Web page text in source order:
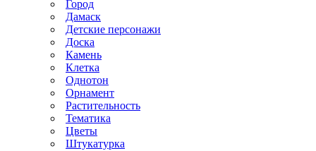
Город
Дамаск
Детские персонажи
Доска
Камень
Клетка
Однотон
Орнамент
Растительность
Тематика
Цветы
Штукатурка